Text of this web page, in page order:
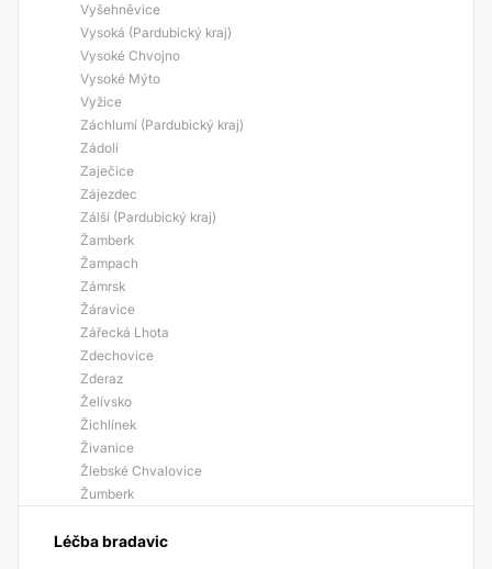
Vyšehněvice
Vysoká (Pardubický kraj)
Vysoké Chvojno
Vysoké Mýto
Vyžice
Záchlumí (Pardubický kraj)
Zádolí
Zaječice
Zájezdec
Zálší (Pardubický kraj)
Žamberk
Žampach
Zámrsk
Žáravice
Zářecká Lhota
Zdechovice
Zderaz
Želívsko
Žichlínek
Živanice
Žlebské Chvalovice
Žumberk
Léčba bradavic